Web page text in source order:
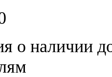
о наличии